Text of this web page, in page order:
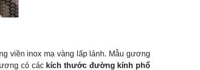
viền inox mạ vàng lấp lánh. Mẫu gương
có các kích thước đường kính phổ